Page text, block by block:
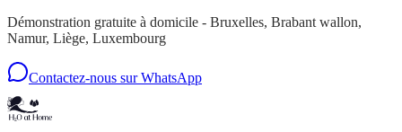
Démonstration gratuite à domicile - Bruxelles, Brabant wallon,
Namur, Liège, Luxembourg
Contactez-nous sur WhatsApp